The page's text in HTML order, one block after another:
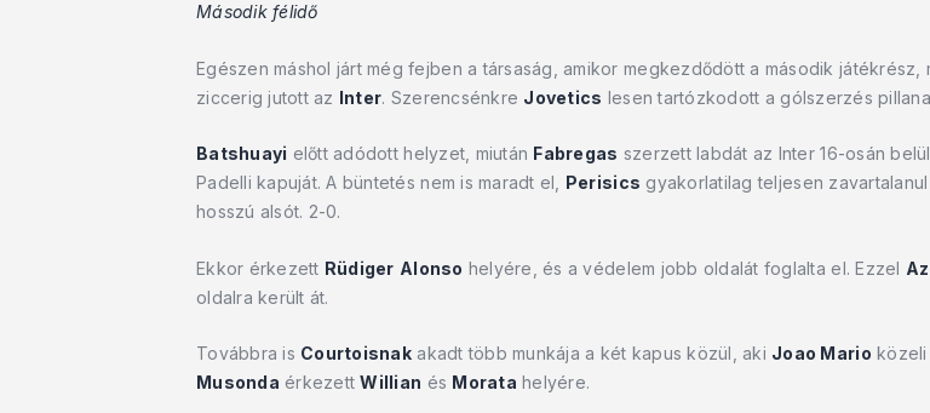
Második félidő
Egészen máshol járt még fejben a társaság, amikor megkezdődött a második
ziccerig jutott az Inter. Szerencsénkre Jovetics lesen tartózkodott a gólszerzés
Batshuayi előtt adódott helyzet, miután Fabregas szerzett labdát az Inter 16-osán
Padelli kapuját. A büntetés nem is maradt el, Perisics gyakorlatilag teljesen
hosszú alsót. 2-0.
Ekkor érkezett Rüdiger Alonso helyére, és a védelem jobb oldalát foglalta el. Ezzel
oldalra került át.
Továbbra is Courtoisnak akadt több munkája a két kapus közül, aki Joao Mario közeli
Musonda érkezettWillian és Morata helyére.